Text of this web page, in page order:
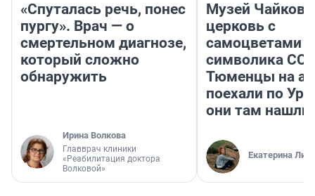
«Спуталась речь, понес
пургу». Врач — о
смертельном диагнозе,
который сложно
обнаружить
Ирина Волкова
Главврач клиники
«Реабилитация доктора
Волковой»
Музей
церковь с
самоцветами
символика
Тюменцы на
поехали по
они там нашли
Екатерина